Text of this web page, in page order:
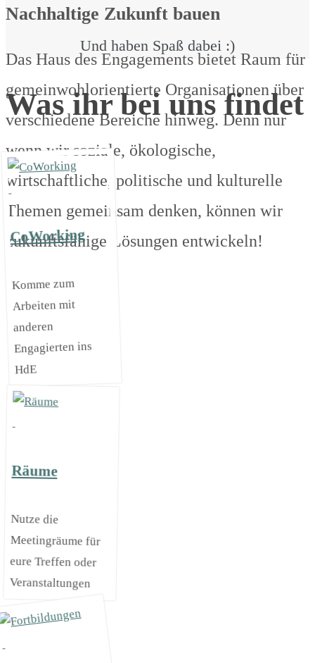
Nachhaltige Zukunft bauen
Das Haus des Engagements bietet Raum für
gemeinwohlorientierte Organisationen über
verschiedene Bereiche hinweg. Denn nur
wenn wir soziale, ökologische,
wirtschaftliche, politische und kulturelle
Themen gemeinsam denken, können wir
zukunftsfähige Lösungen entwickeln!
Und haben Spaß dabei :)
Was ihr bei uns findet
CoWorking
Komme zum
Arbeiten mit
anderen
Engagierten ins
HdE
Räume
Nutze die
Meetingräume für
eure Treffen oder
Veranstaltungen